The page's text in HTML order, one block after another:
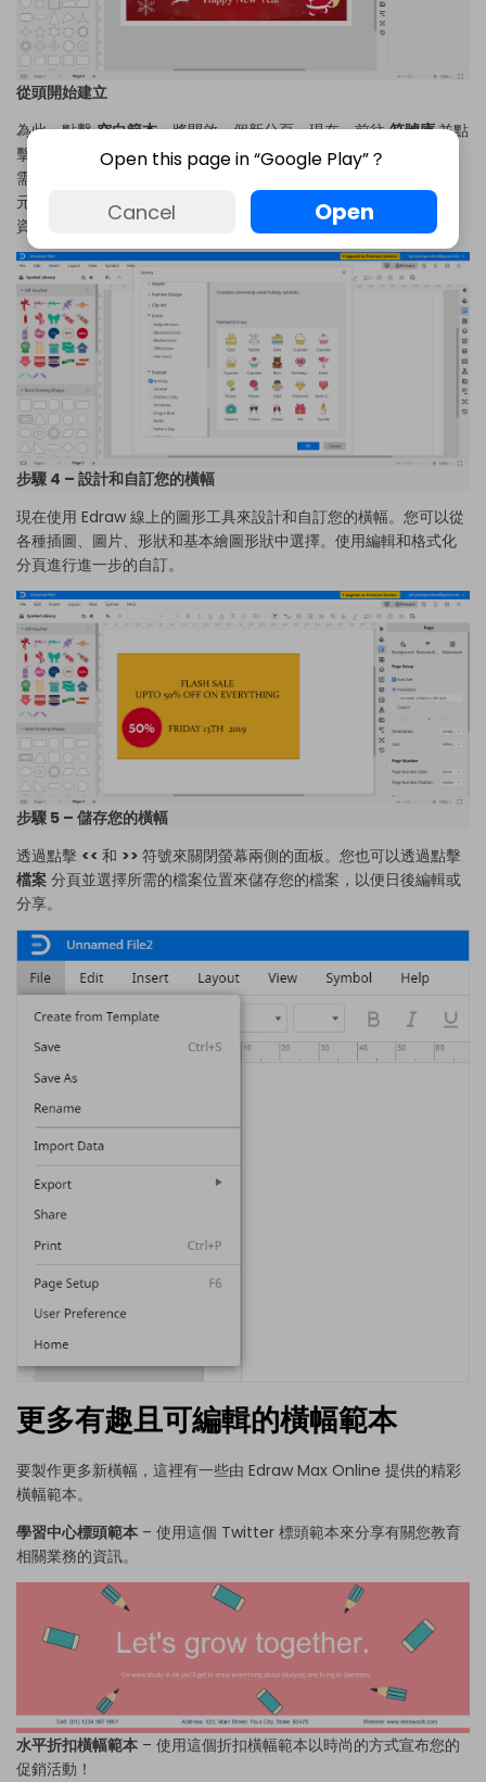
從頭開始建立
為此，點擊空白範本。將開啟一個新分頁。現在，前往符號庫並點
擊圖示。將出現一個彈出視窗。在左側的導覽窗格上捲動，並從所
需類別中選擇橫幅。您可以從美工圖案、圖示、節慶、教育、設計
元素等中選擇。選擇並點擊
將符號和插圖新增到您的橫幅上。
資料庫窗格上的所有這些符號都可以直接拖放到畫布上。
步驟 4 – 設計和自訂您的橫幅
現在使用 Edraw 線上的圖形工具來設計和自訂您的橫幅。您可以從
各種插圖、圖片、形狀和基本繪圖形狀中選擇。使用編輯和格式化
分頁進行進一步的自訂。
步驟 5 – 儲存您的橫幅
透過點擊 << 和 >> 符號來關閉螢幕兩側的面板。您也可以透過點擊
檔案 分頁並選擇所需的檔案位置來儲存您的檔案，以便日後編輯或
分享。
更多有趣且可編輯的橫幅範本
要製作更多新橫幅，這裡有一些由 Edraw Max Online 提供的精彩
橫幅範本。
學習中心標頭範本 – 使用這個 Twitter 標頭範本來分享有關您教育
相關業務的資訊。
水平折扣橫幅範本 – 使用這個折扣橫幅範本以時尚的方式宣布您的
促銷活動！
Open this page in “Google Play”？
Cancel Open